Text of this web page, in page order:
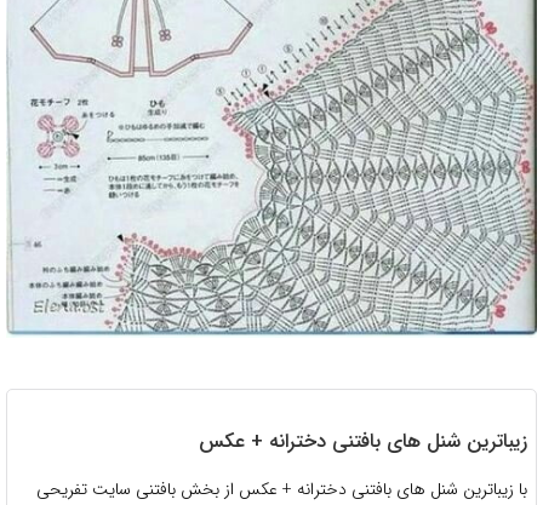
زیباترین شنل های بافتنی دخترانه + عکس
با زیباترین شنل های بافتنی دخترانه + عکس از بخش بافتنی سایت تفریحی